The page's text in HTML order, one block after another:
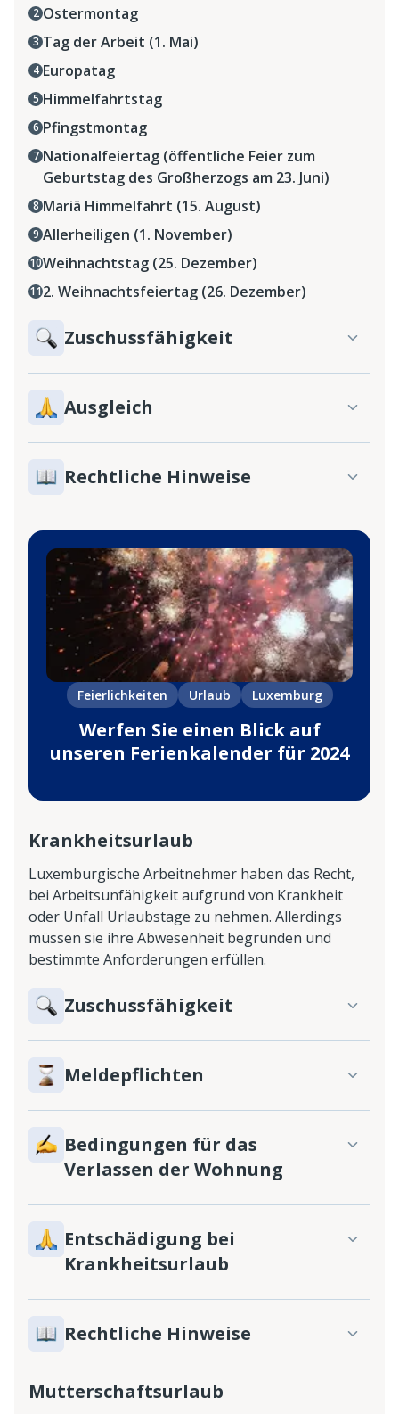
Ostermontag
Tag der Arbeit (1. Mai)
Europatag
Himmelfahrtstag
Pfingstmontag
Nationalfeiertag (öffentliche Feier zum
Geburtstag des Großherzogs am 23. Juni)
Mariä Himmelfahrt (15. August)
Allerheiligen (1. November)
Weihnachtstag (25. Dezember)
2. Weihnachtsfeiertag (26. Dezember)
Zuschussfähigkeit
Ausgleich
Rechtliche Hinweise
Feierlichkeiten Urlaub Luxemburg
Werfen Sie einen Blick auf
unseren Ferienkalender für 2024
Krankheitsurlaub
Luxemburgische Arbeitnehmer haben das Recht,
bei Arbeitsunfähigkeit aufgrund von Krankheit
oder Unfall Urlaubstage zu nehmen. Allerdings
müssen sie ihre Abwesenheit begründen und
bestimmte Anforderungen erfüllen.
Zuschussfähigkeit
Meldepflichten
Bedingungen für das
Verlassen der Wohnung
Entschädigung bei
Krankheitsurlaub
Rechtliche Hinweise
Mutterschaftsurlaub